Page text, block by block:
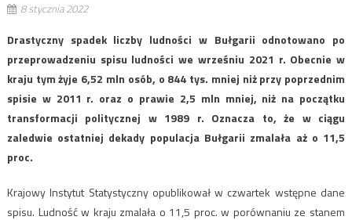
8 stycznia 2022
Drastyczny spadek liczby ludności w Bułgarii odnotowano po
przeprowadzeniu spisu ludności we wrześniu 2021 r. Obecnie w
kraju tym żyje 6,52 mln osób, o 844 tys. mniej niż przy poprzednim
spisie w 2011 r. oraz o prawie 2,5 mln mniej, niż na początku
transformacji politycznej w 1989 r. Oznacza to, że w ciągu
zaledwie ostatniej dekady populacja Bułgarii zmalała aż o 11,5
proc.
Krajowy Instytut Statystyczny opublikował w czwartek wstępne dane
spisu. Ludność w kraju zmalała o 11,5 proc. w porównaniu ze stanem